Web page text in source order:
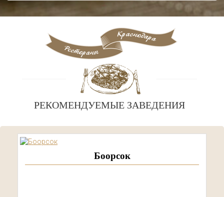
РЕКОМЕНДУЕМЫЕ ЗАВЕДЕНИЯ
Боорсок